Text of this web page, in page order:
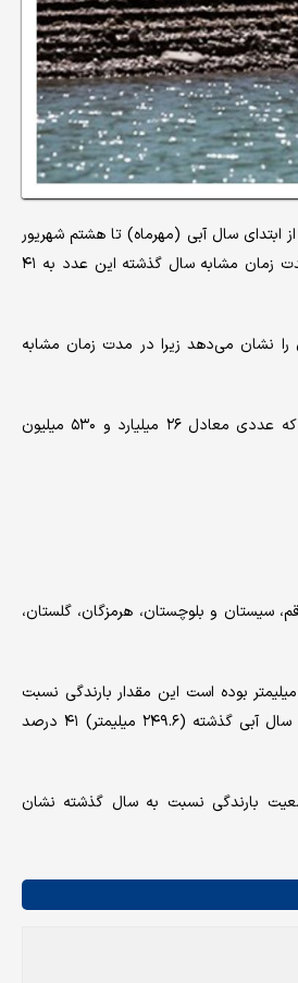
سال آبی (مهرماه) تا هشتم شهریور
ماه میزان ورودی مخازن کل معادل ۲۴ میلیارد و ۱۹۰ میلیون مترمکعب بوده که در مقایسه با مدت زمان مشابه سال گذشته این عدد به ۴۱
و ۵۳۰ میلیون متر مکعب نسبت به سال گذشته کاهش ۲۳ درصدی را نشان می‌دهد زیرا در مدت زمان مشابه
حجم آب موجود مخازن اکنون ۲۰ میلیارد مترمکعب ثبت شده که این عدد نسبت به سال قبل که عددی معادل ۲۶ میلیارد و ۵۳۰ میلیون
و بلوچستان، هرمزگان، گلستان،
همچنین ارتفاع کل ریزش‌های جوی کشور از ابتدای سال تا هفتم شهریور مرداد ماه معادل ۱۴۸.۵ میلیمتر بوده است این مقدار بارندگی نسبت
به میانگین دوره‌های مشابه درازمدت (۲۴۴.۷ میلیمتر )۳۹ درصد کاهش و نسبت به دوره مشابه سال آبی گذشته (۲۴۹.۶ میلیمتر) ۴۱ درصد
بارندگی نسبت به سال گذشته نشان